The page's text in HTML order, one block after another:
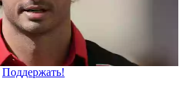
Поддержать!